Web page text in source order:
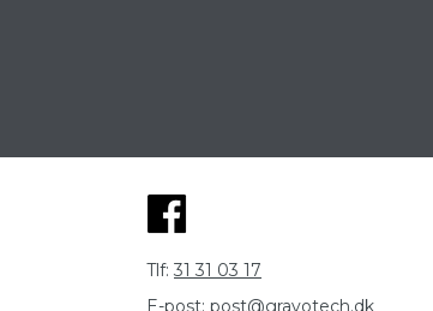
Tlf: 31 31 03 17
E-post: post@gravotech.dk